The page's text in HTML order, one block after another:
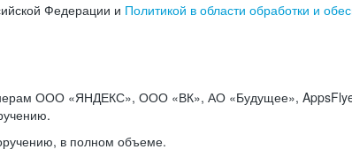
Федерации и Политикой в области обработки и
ООО «ЯНДЕКС», ООО «ВК», АО «Будущее»,
в полном объеме.